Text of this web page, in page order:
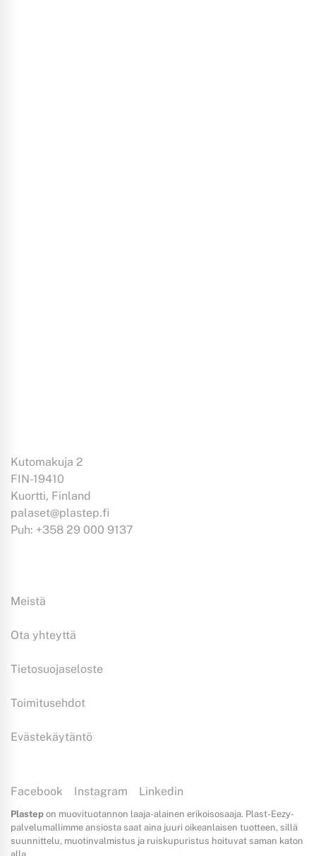
Kutomakuja 2
FIN-19410
Kuortti, Finland
palaset@plastep.fi
Puh: +358 29 000 9137
Meistä
Ota yhteyttä
Tietosuojaseloste
Toimitusehdot
Evästekäytäntö
Facebook Instagram Linkedin
Plastep on muovituotannon laaja-alainen erikoisosaaja. Plast-Eezy-
palvelumallimme ansiosta saat aina juuri oikeanlaisen tuotteen, sillä
suunnittelu, muotinvalmistus ja ruiskupuristus hoituvat saman katon